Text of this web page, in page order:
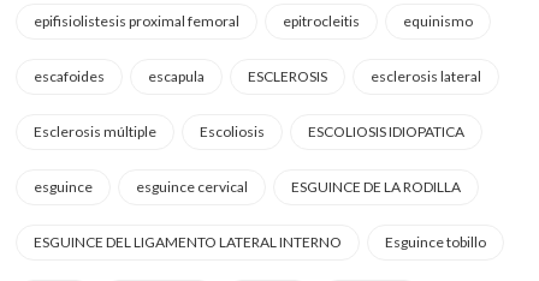
epifisiolistesis proximal femoral epitrocleitis equinismo
escafoides escapula ESCLEROSIS esclerosis lateral
Esclerosis múltiple Escoliosis ESCOLIOSIS IDIOPATICA
esguince esguince cervical ESGUINCE DE LA RODILLA
ESGUINCE DEL LIGAMENTO LATERAL INTERNO Esguince tobillo